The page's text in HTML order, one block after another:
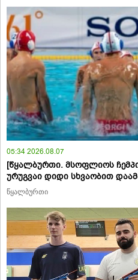
05:34 2026.08.07
[წყალბურთი. მსოფლიოს
ურუგვაი დიდი სხვაობით
წყალბურთი